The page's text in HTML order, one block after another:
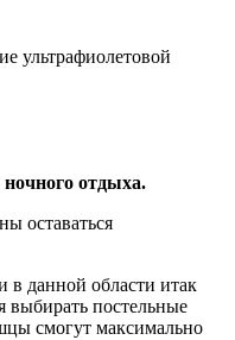
ультрафиолетовой
отдыха.
оставаться
данной области итак
выбирать постельные
смогут максимально